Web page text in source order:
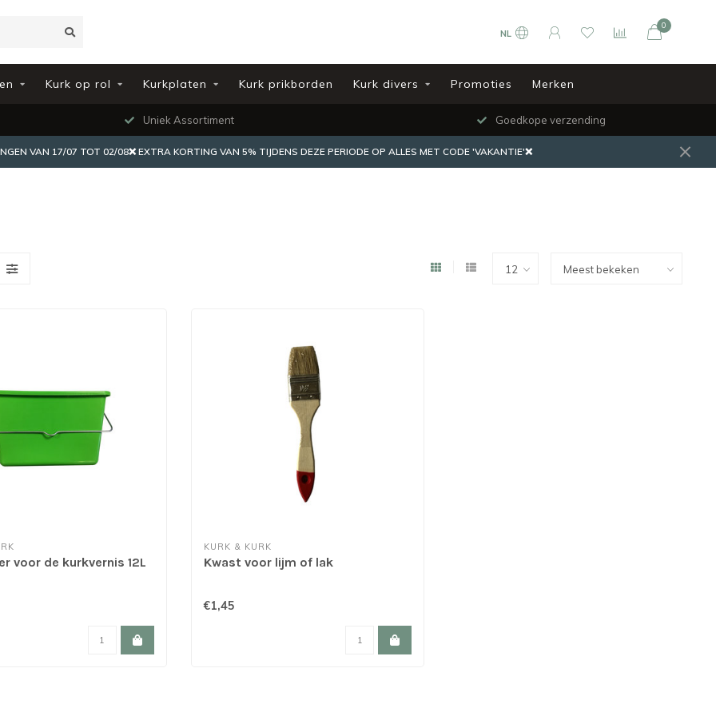
NL
0
Kurk op rol Kurkplaten Kurk prikborden Kurk divers Promoties Merken
Uniek Assortiment Goedkope verzending
VAN 17/07 TOT 02/08❌ EXTRA KORTING VAN 5% TIJDENS DEZE PERIODE OP ALLES MET CODE 'VAKANTIE'❌
voor de kurkvernis 12L
KURK & KURK
Kwast voor lijm of lak
€1,45